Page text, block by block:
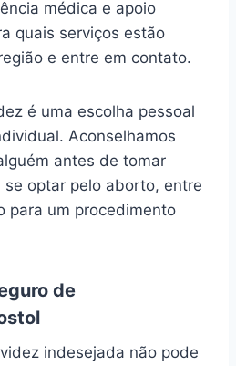
médica e apoio
quais serviços estão
e entre em contato.
é uma escolha pessoal
Aconselhamos
antes de tomar
se optar pelo aborto, entre
para um procedimento
de
indesejada não pode